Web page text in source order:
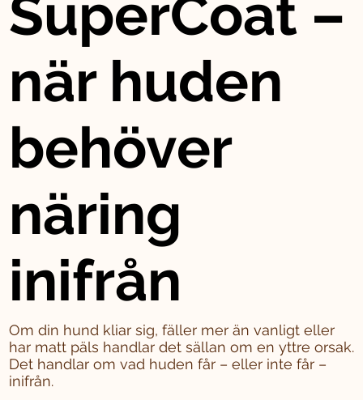
SuperCoat –
när huden
behöver
näring
inifrån
Om din hund kliar sig, fäller mer än vanligt eller
har matt päls handlar det sällan om en yttre orsak.
Det handlar om vad huden får – eller inte får –
inifrån.